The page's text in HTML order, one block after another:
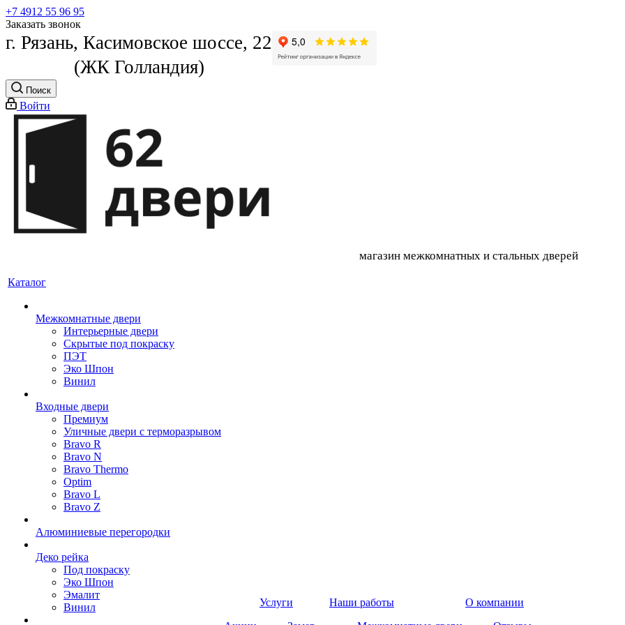
+7 4912 55 96 95
Заказать звонок
г. Рязань, Касимовское шоссе, 22
(ЖК Голландия)
Поиск
Войти
магазин межкомнатных и стальных дверей
Каталог
Межкомнатные двери
Интерьерные двери
Скрытые под покраску
ПЭТ
Эко Шпон
Винил
Входные двери
Премиум
Уличные двери с терморазрывом
Bravo R
Bravo N
Bravo Thermo
Optim
Bravo L
Bravo Z
Алюминиевые перегородки
Деко рейка
Под покраску
Эко Шпон
Эмалит
Винил
Услуги
Наши работы
О компании